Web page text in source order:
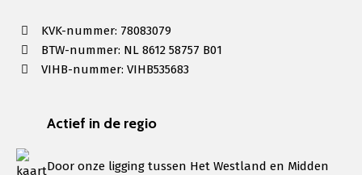
KVK-nummer: 78083079
BTW-nummer: NL 8612 58757 B01
VIHB-nummer: VIHB535683
Actief in de regio
Door onze ligging tussen Het Westland en Midden